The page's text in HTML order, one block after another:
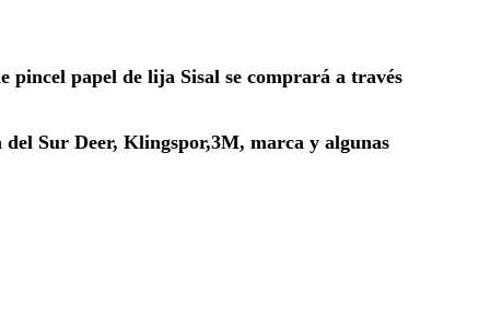
papel de lija Sisal se comprará a través
Sur Deer, Klingspor,3M, marca y algunas